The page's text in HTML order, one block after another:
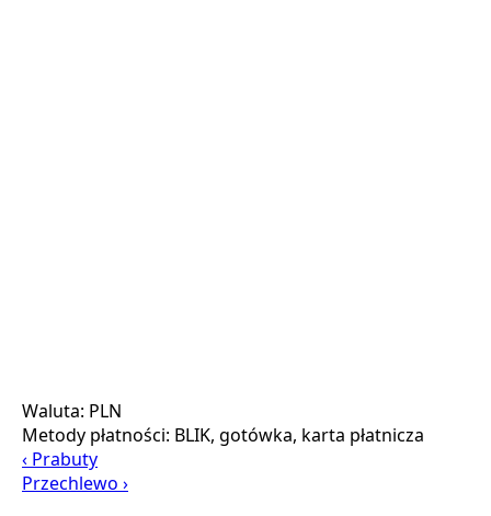
Waluta: PLN
Metody płatności: BLIK, gotówka, karta płatnicza
‹ Prabuty
Przechlewo ›